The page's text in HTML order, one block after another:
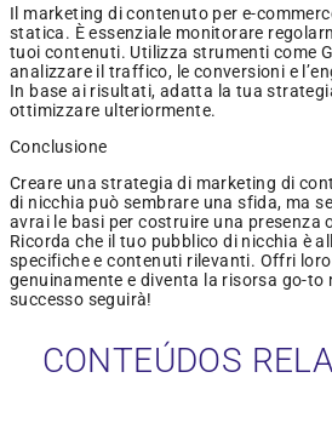
Il marketing di contenuto per e-
statica. È essenziale monitorare
tuoi contenuti. Utilizza strumenti come
analizzare il traffico, le conversioni e
In base ai risultati, adatta la tua
ottimizzare ulteriormente.
Conclusione
Creare una strategia di marketing di
di nicchia può sembrare una sfida, ma
avrai le basi per costruire una presenza
Ricorda che il tuo pubblico di nicchia è
specifiche e contenuti rilevanti. Offri
genuinamente e diventa la risorsa go-to
successo seguirà!
CONTEÚDOS